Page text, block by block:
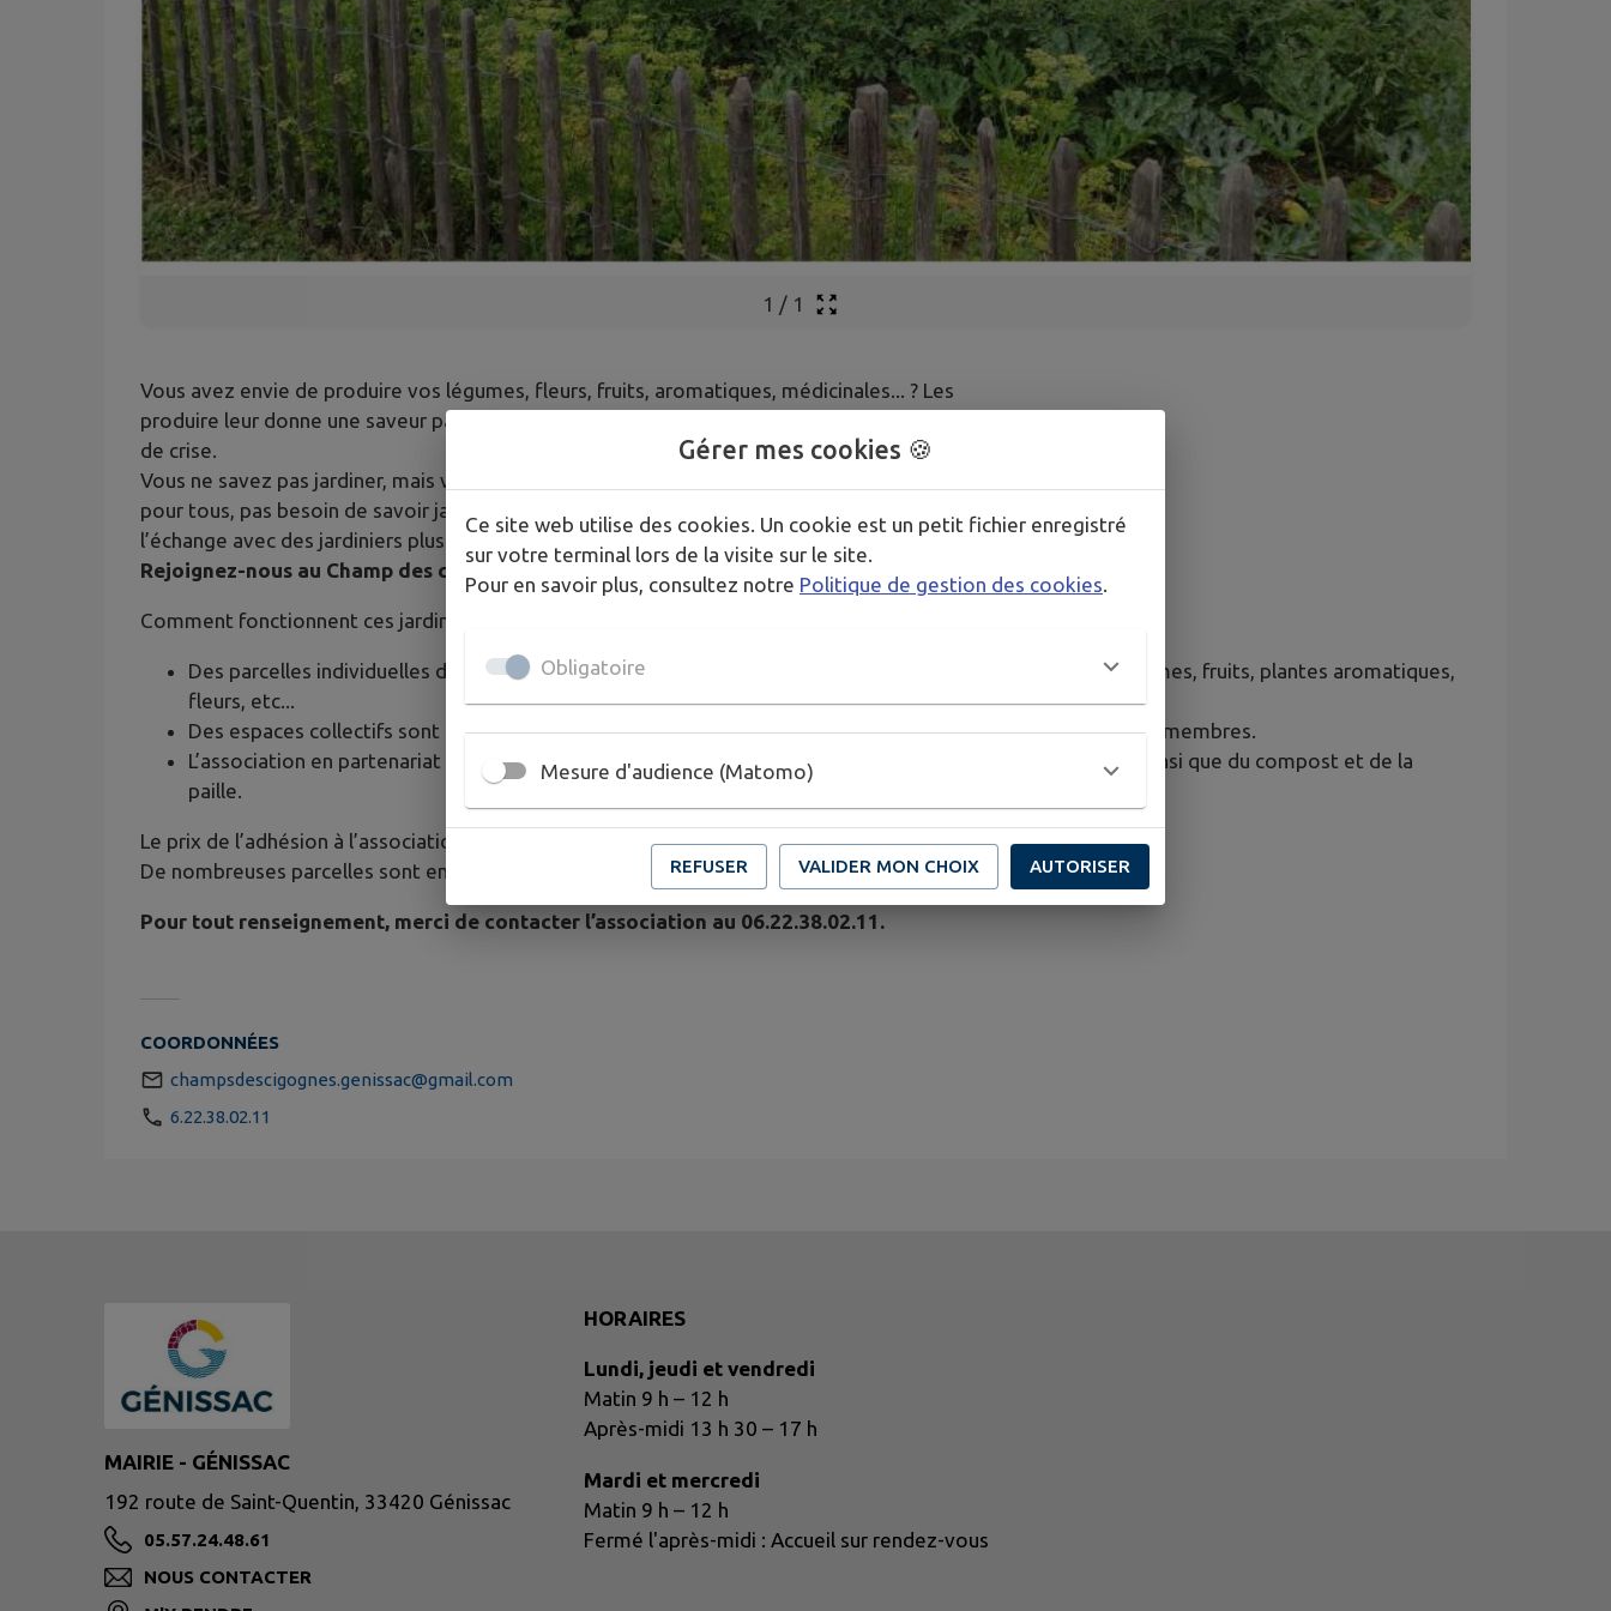
1 / 1
Vous avez envie de produire vos légumes, fleurs, fruits, aromatiques, médicinales... ? Les
produire leur donne une saveur particulière et c’est une ressource bien utile en ces temps
de crise.
Vous ne savez pas jardiner, mais vous aimeriez bien apprendre ? Un jardin partagé est fait
pour tous, pas besoin de savoir jardiner pour en faire partie. Le jardinage s’apprend par
l’échange avec des jardiniers plus expérimentés ; cela permet de tisser des liens.
Rejoignez-nous au Champ des cigognes !
Comment fonctionnent ces jardins partagés ?
Des parcelles individuelles de 50m² sont proposées aux adhérents de l’association pour cultiver des légumes, fruits, plantes aromatiques,
fleurs, etc...
Des espaces collectifs sont également cultivés. Sur ces espaces, la production bénéficie à l’ensemble des membres.
L’association en partenariat avec la mairie met à disposition l’arrosage, des outils de jardin, un cabanon, ainsi que du compost et de la
paille.
Le prix de l’adhésion à l’association est de 5 €, celui d’une parcelle pour l’année de 35 €.
De nombreuses parcelles sont encore disponibles.
Pour tout renseignement, merci de contacter l’association au 06.22.38.02.11.
COORDONNÉES
champsdescigognes.genissac@gmail.com
6.22.38.02.11
MAIRIE - GÉNISSAC
192 route de Saint-Quentin, 33420 Génissac
05.57.24.48.61
NOUS CONTACTER
HORAIRES
Lundi, jeudi et vendredi
Matin 9 h – 12 h
Après-midi 13 h 30 – 17 h
Mardi et mercredi
Matin 9 h – 12 h
Fermé l'après-midi : Accueil sur rendez-vous
Gérer mes cookies 🍪
Ce site web utilise des cookies. Un cookie est un petit fichier enregistré
sur votre terminal lors de la visite sur le site.
Pour en savoir plus, consultez notre Politique de gestion des cookies.
Obligatoire
Mesure d'audience (Matomo)
REFUSER VALIDER MON CHOIX AUTORISER